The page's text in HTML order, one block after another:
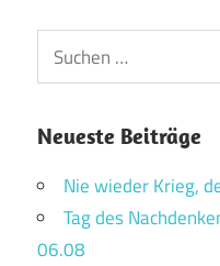
Suchen
nach:
Neueste Beiträge
Nie wieder Krieg,
Tag des
06.08